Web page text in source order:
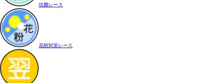
抗菌レース
花粉対策レース